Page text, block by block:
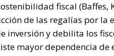
fiscal (Baffes,
de las regalías por la
inversión y debilita los
mayor dependencia de